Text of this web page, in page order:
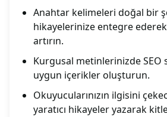
Anahtar kelimeleri doğal bir
hikayelerinize entegre
artırın.
Kurgusal metinlerinizde SEO
uygun içerikler oluşturun.
Okuyucularınızın ilgisini
yaratıcı hikayeler yazarak